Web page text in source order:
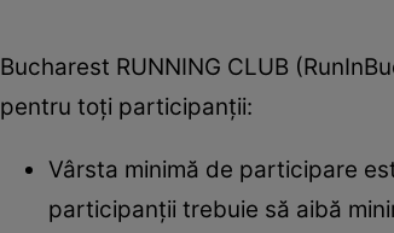
Bucharest RUNNING CLUB
pentru toți participanții:
Vârsta minimă de participare
participanții trebuie să aibă